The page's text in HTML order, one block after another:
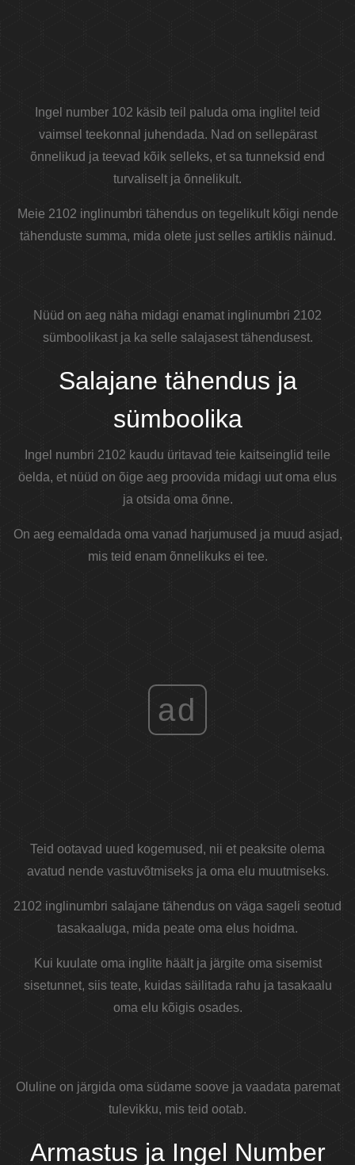
Ingel number 102 käsib teil paluda oma inglitel teid
vaimsel teekonnal juhendada. Nad on sellepärast
õnnelikud ja teevad kõik selleks, et sa tunneksid end
turvaliselt ja õnnelikult.
Meie 2102 inglinumbri tähendus on tegelikult kõigi nende
tähenduste summa, mida olete just selles artiklis näinud.
Nüüd on aeg näha midagi enamat inglinumbri 2102
sümboolikast ja ka selle salajasest tähendusest.
Salajane tähendus ja
sümboolika
Ingel numbri 2102 kaudu üritavad teie kaitseinglid teile
öelda, et nüüd on õige aeg proovida midagi uut oma elus
ja otsida oma õnne.
On aeg eemaldada oma vanad harjumused ja muud asjad,
mis teid enam õnnelikuks ei tee.
ad
Teid ootavad uued kogemused, nii et peaksite olema
avatud nende vastuvõtmiseks ja oma elu muutmiseks.
2102 inglinumbri salajane tähendus on väga sageli seotud
tasakaaluga, mida peate oma elus hoidma.
Kui kuulate oma inglite häält ja järgite oma sisemist
sisetunnet, siis teate, kuidas säilitada rahu ja tasakaalu
oma elu kõigis osades.
Oluline on järgida oma südame soove ja vaadata paremat
tulevikku, mis teid ootab.
Armastus ja Ingel Number